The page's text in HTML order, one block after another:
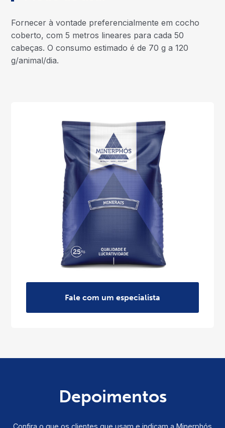
Fornecer à vontade preferencialmente em cocho
coberto, com 5 metros lineares para cada 50
cabeças. O consumo estimado é de 70 g a 120
g/animal/dia.
Fale com um especialista
Depoimentos